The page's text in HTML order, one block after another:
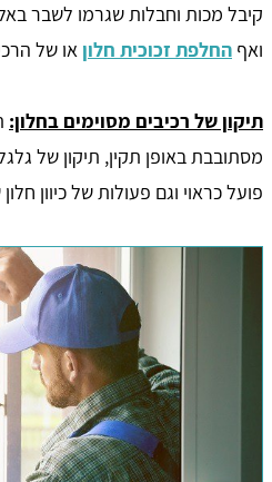
קיבל מכות וחבלות שגרמו לשבר
ואף החלפת זכוכית חלון או של
תיקון של רכיבים מסוימים בחלון:
מסתובבת באופן תקין, תיקון של
פועל כראוי וגם פעולות של כיוון